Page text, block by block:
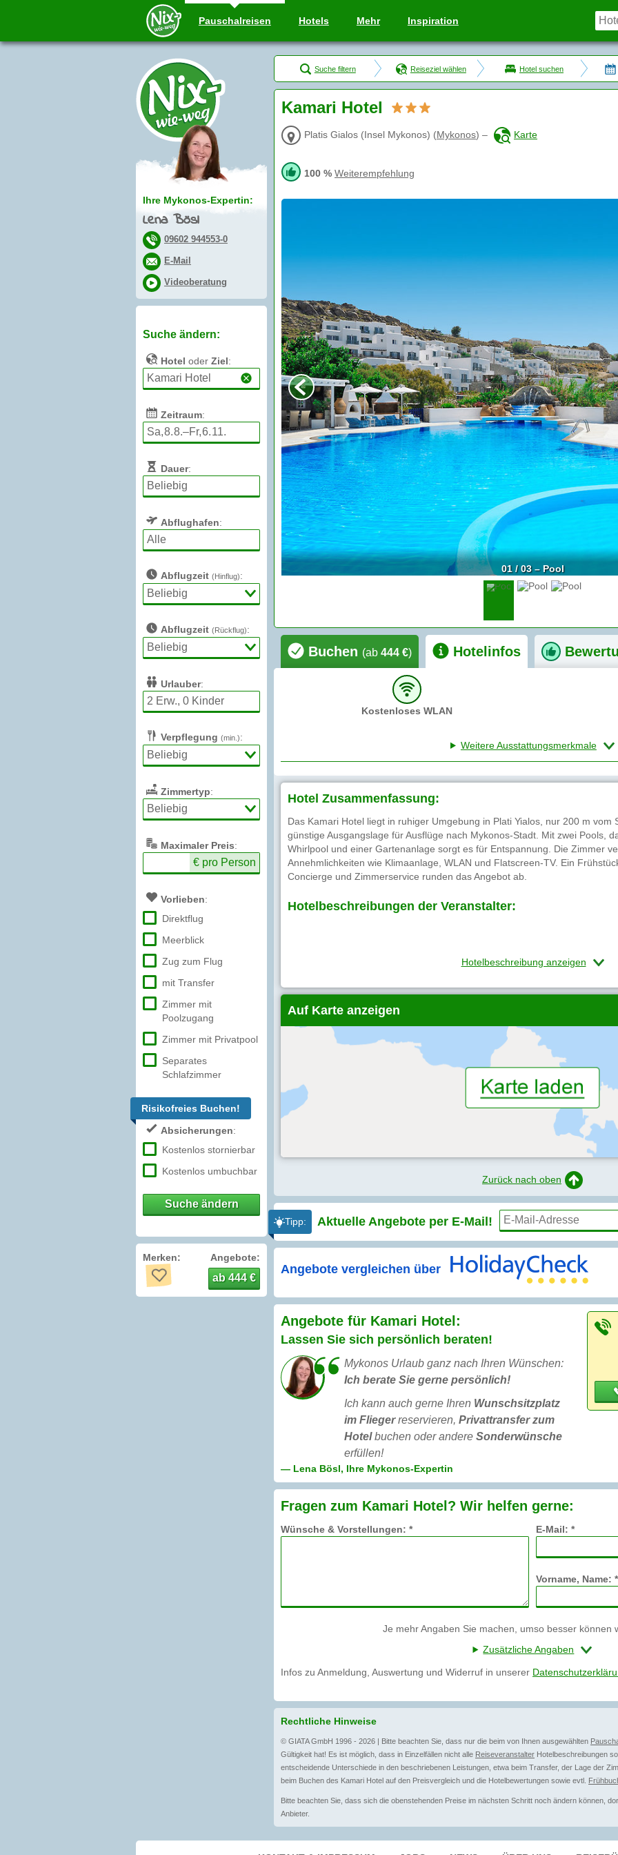
Pauschalreisen Hotels Mehr Inspiration
Ihre Mykonos-Expertin:
Lena Bösl
09602 944553-0
E-Mail
Videoberatung
Suche ändern:
Hotel oder Ziel:
Zeitraum:
Dauer:
Abflughafen:
Abflugzeit (Hinflug):
Abflugzeit (Rückflug):
Urlauber:
Verpflegung (min.):
Zimmertyp:
Maximaler Preis:
€ pro Person
Vorlieben:
Direktflug
Meerblick
Zug zum Flug
mit Transfer
Zimmer mit
Poolzugang
Zimmer mit Privatpool
Separates
Schlafzimmer
Risikofreies Buchen!
Absicherungen:
Kostenlos stornierbar
Kostenlos umbuchbar
Suche ändern
Merken: Angebote:
ab 444 €
Suche filtern Reiseziel wählen Hotel suchen
Kamari Hotel
Platis Gialos (Insel Mykonos) (Mykonos) – Karte
100 % Weiterempfehlung
01 / 03 – Pool
Buchen (ab 444 €) Hotelinfos
Kostenloses WLAN
Weitere Ausstattungsmerkmale
Hotel Zusammenfassung:
Das Kamari Hotel liegt in ruhiger Umgebung in Plati Yialos, nur 200 m
günstige Ausgangslage für Ausflüge nach Mykonos-Stadt. Mit zwei Pools,
Whirlpool und einer Gartenanlage sorgt es für Entspannung. Die Zimmer
Annehmlichkeiten wie Klimaanlage, WLAN und Flatscreen-TV. Ein
Concierge und Zimmerservice runden das Angebot ab.
Hotelbeschreibungen der Veranstalter:
Hotelbeschreibung anzeigen
Auf Karte anzeigen
Zurück nach oben
Tipp: Aktuelle Angebote per E-Mail!
Angebote vergleichen über
Angebote für Kamari Hotel:
Lassen Sie sich persönlich beraten!
Mykonos Urlaub ganz nach Ihren Wünschen:
Ich berate Sie gerne persönlich!
Ich kann auch gerne Ihren Wunschsitzplatz
im Fliegerreservieren, Privattransfer zum
Hotelbuchen oder andere Sonderwünsche
erfüllen!
— Lena Bösl, Ihre Mykonos-Expertin
Fragen zum Kamari Hotel? Wir helfen gerne:
Wünsche & Vorstellungen: * E-Mail: *
Vorname, Name: *
Je mehr Angaben Sie machen, umso besser können
Zusätzliche Angaben
Infos zu Anmeldung, Auswertung und Widerruf in unserer
Rechtliche Hinweise
© GIATA GmbH 1996 - 2026 | Bitte beachten Sie, dass nur die beim von Ihnen ausgewählten
Gültigkeit hat! Es ist möglich, dass in Einzelfällen nicht alle Reiseveranstalter Hotelbeschreibungen
entscheidende Unterschiede in den beschriebenen Leistungen, etwa beim Transfer, der Lage der
beim Buchen des Kamari Hotel auf den Preisvergleich und die Hotelbewertungen sowie evtl.
Bitte beachten Sie, dass sich die obenstehenden Preise im nächsten Schritt noch ändern können,
Anbieter.